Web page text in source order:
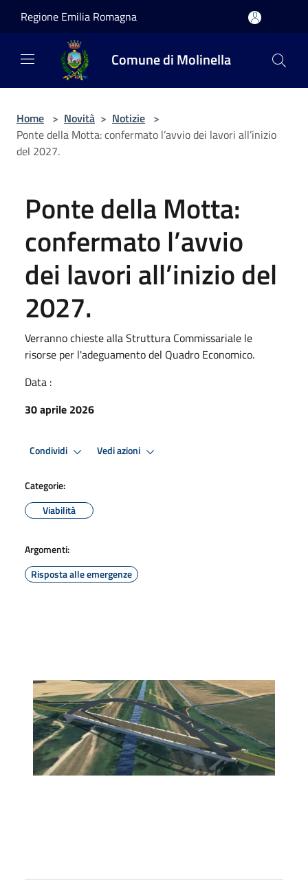
Regione Emilia Romagna
Comune di Molinella
Home > Novità > Notizie >
Ponte della Motta: confermato l’avvio dei lavori all’inizio
del 2027.
Ponte della Motta:
confermato l’avvio
dei lavori all’inizio del
2027.
Verranno chieste alla Struttura Commissariale le
risorse per l'adeguamento del Quadro Economico.
Data :
30 aprile 2026
Condividi Vedi azioni
Categorie:
Viabilità
Argomenti:
Risposta alle emergenze